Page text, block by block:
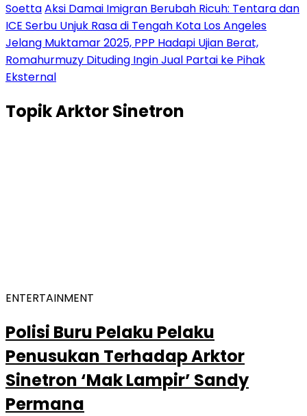
SoettaAksi Damai Imigran Berubah Ricuh: Tentara dan
ICE Serbu Unjuk Rasa di Tengah Kota Los Angeles
Jelang Muktamar 2025, PPP Hadapi Ujian Berat,
Romahurmuzy Dituding Ingin Jual Partai ke Pihak
Eksternal
TopikArktor Sinetron
ENTERTAINMENT
Polisi Buru Pelaku Pelaku
Penusukan Terhadap Arktor
Sinetron ‘Mak Lampir’ Sandy
Permana